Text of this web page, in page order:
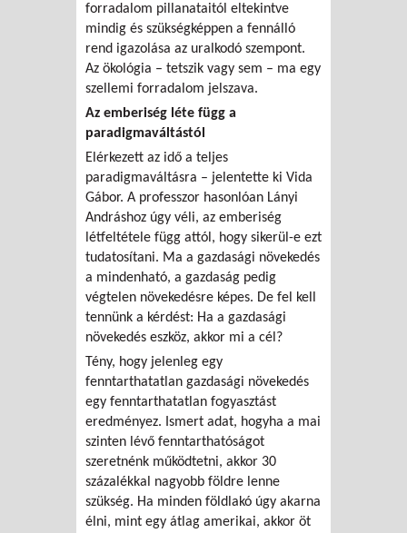
forradalom pillanataitól eltekintve
mindig és szükségképpen a fennálló
rend igazolása az uralkodó szempont.
Az ökológia – tetszik vagy sem – ma egy
szellemi forradalom jelszava.
Az emberiség léte függ a
paradigmaváltástól
Elérkezett az idő a teljes
paradigmaváltásra – jelentette ki Vida
Gábor. A professzor hasonlóan Lányi
Andráshoz úgy véli, az emberiség
létfeltétele függ attól, hogy sikerül-e ezt
tudatosítani. Ma a gazdasági növekedés
a mindenható, a gazdaság pedig
végtelen növekedésre képes. De fel kell
tennünk a kérdést: Ha a gazdasági
növekedés eszköz, akkor mi a cél?
Tény, hogy jelenleg egy
fenntarthatatlan gazdasági növekedés
egy fenntarthatatlan fogyasztást
eredményez. Ismert adat, hogyha a mai
szinten lévő fenntarthatóságot
szeretnénk működtetni, akkor 30
százalékkal nagyobb földre lenne
szükség. Ha minden földlakó úgy akarna
élni, mint egy átlag amerikai, akkor öt